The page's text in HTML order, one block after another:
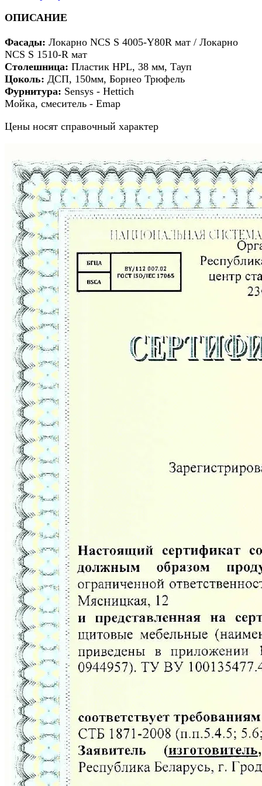
ОПИСАНИЕ
Фасады: Локарно NCS S 4005-Y80R мат / Локарно
NCS S 1510-R мат
Столешница: Пластик HPL, 38 мм, Тауп
Цоколь: ДСП, 150мм, Борнео Трюфель
Фурнитура: Sensys - Hettich
Мойка, смеситель - Emap
Цены носят справочный характер